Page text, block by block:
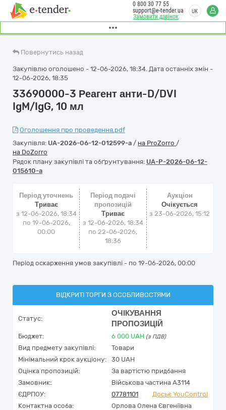
Замовити дзвінок
0 800 30 77 55
support@e-tender.ua
UK
Повернутись назад
Закупівлю оголошено - 12-06-2026, 18:34. Дата останніх змін -
12-06-2026, 18:35
33690000-3 Реагент анти-D/DVI
IgM/IgG, 10 мл
Оголошення про проведення.pdf
Закупівля: UA-2026-06-12-012599-a / на ProZorro /
на DoZorro
Рядок плану закупівлі та обґрунтування: UA-P-2026-06-12-
015610-a
Період уточнень
Триває
з 12-06-2026, 18:34
по 19-06-2026,
00:00
Період подачі
пропозицій
Триває
з 12-06-2026, 18:34
по 22-06-2026,
18:36
Аукціон
Очікується
з23-06-2026, 15:12
Період оскарження умов закупівлі - по 19-06-2026, 00:00
ВІДКРИТІ ТОРГИ З ОСОБЛИВОСТЯМИ
Статус:
ОЧІКУВАННЯ
ПРОПОЗИЦІЙ
Бюджет: 6 000 UAH (з ПДВ)
Вид предмету закупівлі:
Товари
Мінімальний крок аукціону:
30 UAH
Оцінка пропозицій:
За вартістю придбання
Замовник:
Військова частина А3114
ЄДРПОУ:
07781101
Досьє YouControl
Контактна особа:
Орлова Олена Євгеніївна